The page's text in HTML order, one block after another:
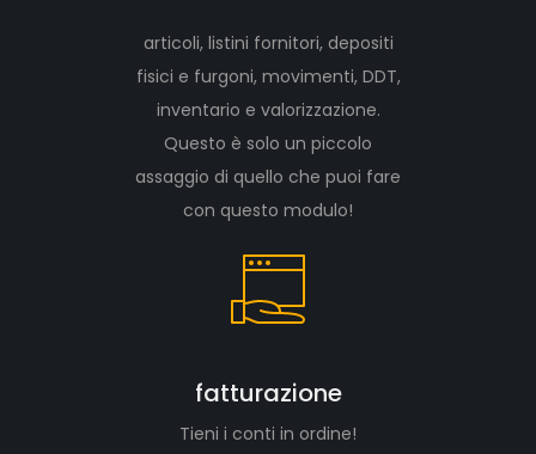
articoli, listini fornitori, depositi
fisici e furgoni, movimenti, DDT,
inventario e valorizzazione.
Questo è solo un piccolo
assaggio di quello che puoi fare
con questo modulo!
fatturazione
Tieni i conti in ordine!